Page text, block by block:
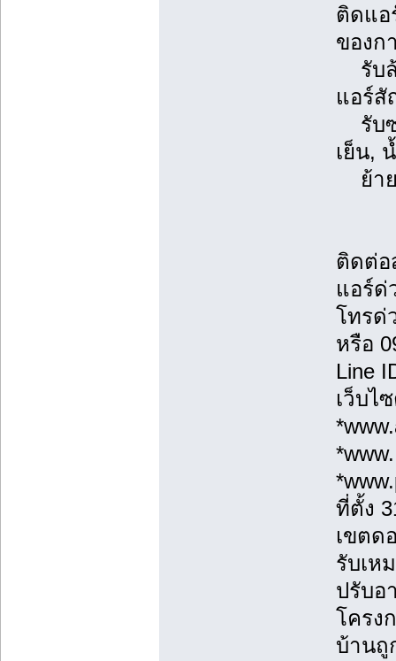
ติดแอ
ของก
รับล้
แอร์สั
รับซ่
เย็น,
ย้าย
ติดต่อ
แอร์ด่
โทรด่
หรือ
Line
เว็บไ
ที่ตั้ง
เขตด
รับเห
ปรับอ
โครง
บ้านถู